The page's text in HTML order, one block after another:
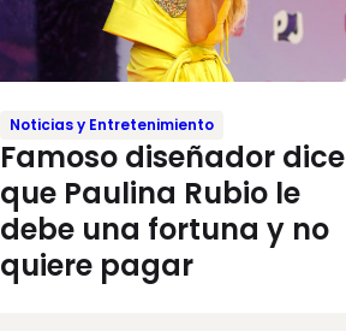
Noticias y Entretenimiento
Famoso diseñador dice
que Paulina Rubio le
debe una fortuna y no
quiere pagar